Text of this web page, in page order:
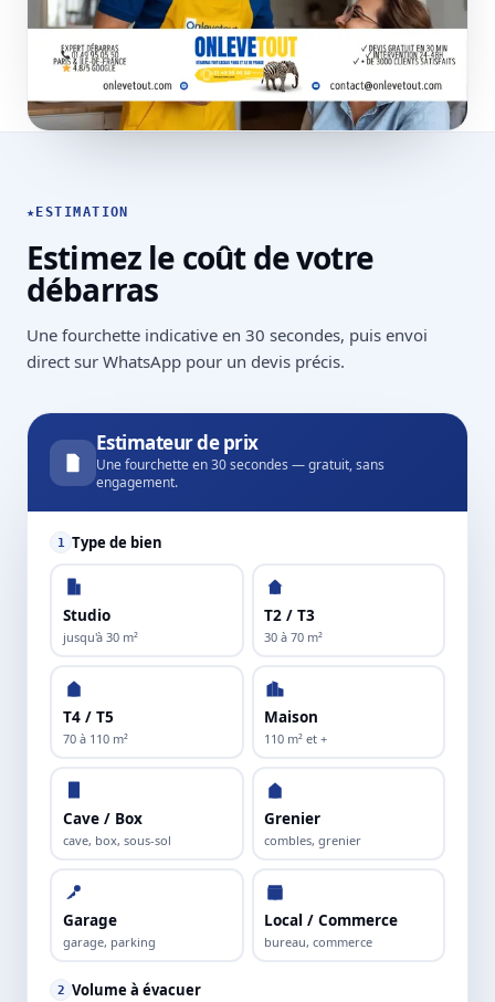
★ ESTIMATION
Estimez le coût de votre
débarras
Une fourchette indicative en 30 secondes, puis envoi
direct sur WhatsApp pour un devis précis.
Estimateur de prix
Une fourchette en 30 secondes — gratuit, sans
engagement.
1 Type de bien
Studio
jusqu'à 30 m²
T2 / T3
30 à 70 m²
T4 / T5
70 à 110 m²
Maison
110 m² et +
Cave / Box
cave, box, sous-sol
Grenier
combles, grenier
Garage
garage, parking
Local / Commerce
bureau, commerce
2 Volume à évacuer